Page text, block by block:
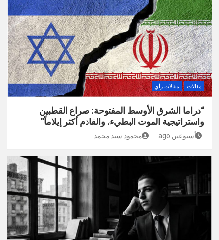
مقالات مقالات رأي
“دراما الشرق الأوسط المفتوحة: صراع القطبين
واستراتيجية الموت البطيء، والقادم أكثر إيلاماً”
أسبوعين ago محمود سيد محمد